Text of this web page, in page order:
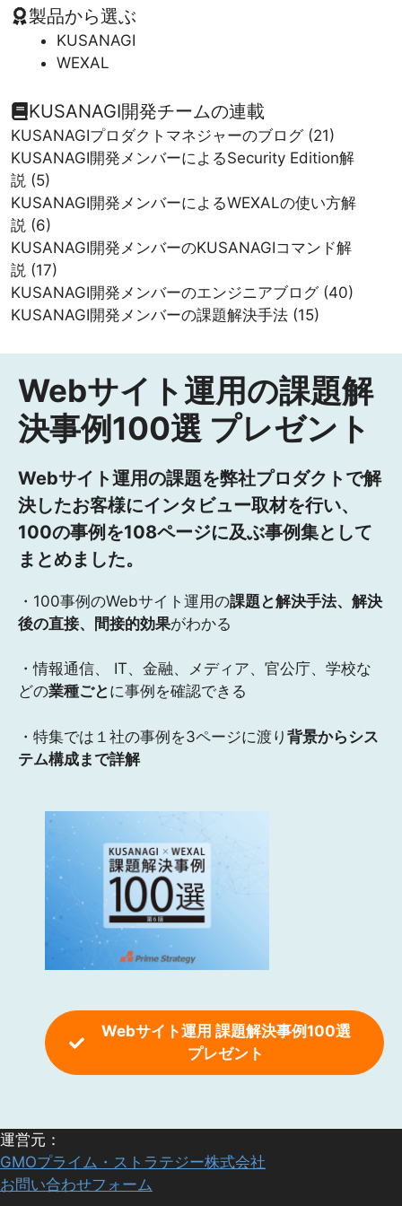
製品から選ぶ
KUSANAGI
WEXAL
KUSANAGI開発チームの連載
KUSANAGIプロダクトマネジャーのブログ(21)
KUSANAGI開発メンバーによるSecurity Edition解
説 (5)
KUSANAGI開発メンバーによるWEXALの使い方解
説 (6)
KUSANAGI開発メンバーのKUSANAGIコマンド解
説 (17)
KUSANAGI開発メンバーのエンジニアブログ(40)
KUSANAGI開発メンバーの課題解決手法 (15)
Webサイト運用の課題解
決事例100選 プレゼント
Webサイト運用の課題を弊社プロダクトで解
決したお客様にインタビュー取材を行い、
100の事例を108ページに及ぶ事例集として
まとめました。
・100事例のWebサイト運用の課題と解決手法、解決
後の直接、間接的効果がわかる
・情報通信、 IT、金融、メディア、官公庁、学校な
どの業種ごと に事例を確認できる
・特集では１社の事例を3ページに渡り 背景からシス
テム構成まで詳解
Webサイト運用 課題解決事例100選
プレゼント
運営元：
GMOプライム・ストラテジー株式会社
お問い合わせフォーム